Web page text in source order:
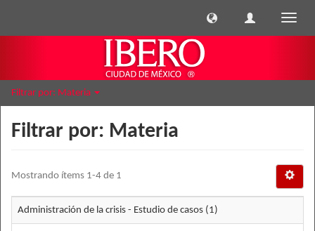
Filtrar por: Materia
Filtrar por: Materia
Mostrando ítems 1-4 de 1
Administración de la crisis - Estudio de casos (1)